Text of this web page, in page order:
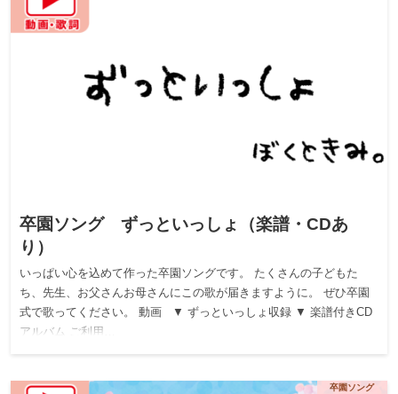
卒園ソング ずっといっしょ（楽譜・CDあ
り）
いっぱい心を込めて作った卒園ソングです。 たくさんの子どもた
ち、先生、お父さんお母さんにこの歌が届きますように。 ぜひ卒園
式で歌ってください。 動画 ▼ ずっといっしょ収録 ▼ 楽譜付きCD
アルバム ご利用…
卒園ソング